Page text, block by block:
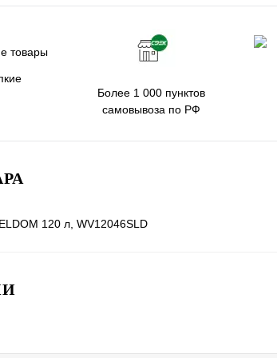
Более 1 000 пунктов
самовывоза по РФ
120 л, WV12046SLD